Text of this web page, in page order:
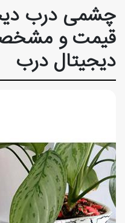
چشمی درب
قیمت و
دیجیتال درب